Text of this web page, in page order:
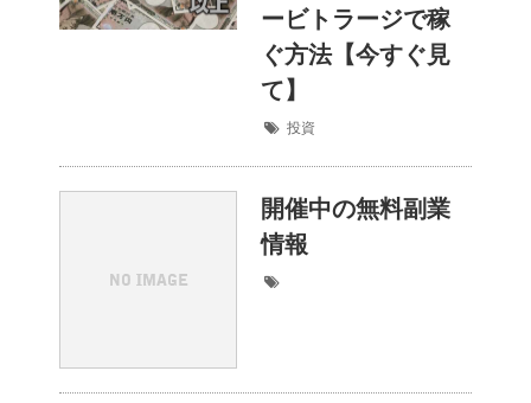
ービトラージで稼
ぐ方法【今すぐ見
て】
投資
開催中の無料副業
情報